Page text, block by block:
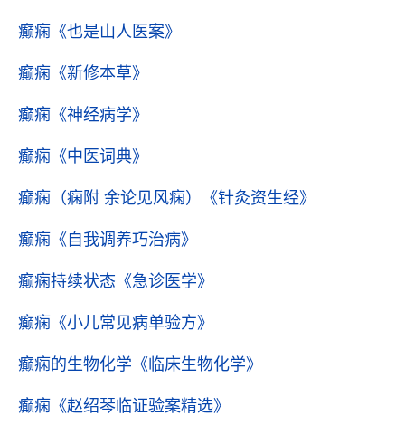
癫痫 《也是山人医案》
癫痫 《新修本草》
癫痫 《神经病学》
癫痫 《中医词典》
癫痫（痫附 余论见风痫） 《针灸资生经》
癫痫 《自我调养巧治病》
癫痫持续状态 《急诊医学》
癫痫 《小儿常见病单验方》
癫痫的生物化学 《临床生物化学》
癫痫 《赵绍琴临证验案精选》